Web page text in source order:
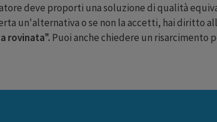
deve proporti una soluzione di qualità
un'alternativa o se non la accetti, hai diritto
rovinata". Puoi anche chiedere un